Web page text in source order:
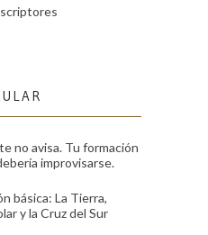
no avisa. Tu formación
improvisarse.
básica: La Tierra,
y la Cruz del Sur